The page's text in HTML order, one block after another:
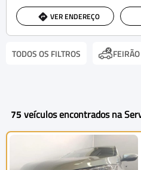
VER ENDEREÇO
TODOS OS FILTROS FEIRÃO
75veículos encontrados na